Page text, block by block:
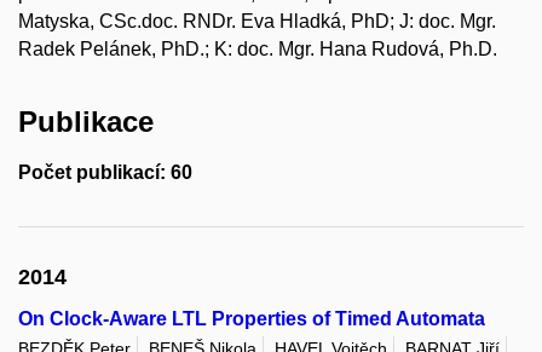
Matyska, CSc.doc. RNDr. Eva Hladká, PhD; J: doc. Mgr.
Radek Pelánek, PhD.; K: doc. Mgr. Hana Rudová, Ph.D.
Publikace
Počet publikací: 60
2014
On Clock-Aware LTL Properties of Timed Automata